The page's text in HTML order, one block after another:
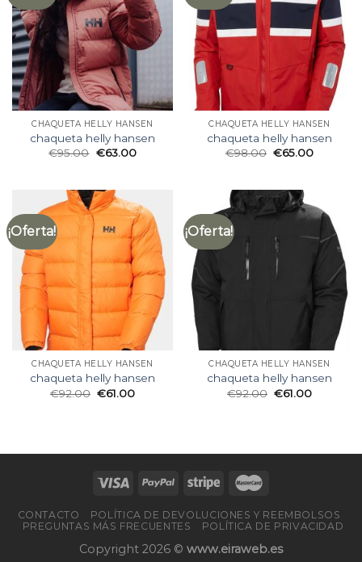
CHAQUETA HELLY HANSEN
chaqueta helly hansen
€95.00 €63.00
CHAQUETA HELLY HANSEN
chaqueta helly hansen
€98.00 €65.00
¡Oferta!
CHAQUETA HELLY HANSEN
chaqueta helly hansen
€92.00 €61.00
¡Oferta!
CHAQUETA HELLY HANSEN
chaqueta helly hansen
€92.00 €61.00
CONTACTO
POLÍTICA DE DEVOLUCIONES Y REEMBOLSOS
PREGUNTAS MÁS FRECUENTES
POLÍTICA DE PRIVACIDAD
Copyright 2026 © www.eiraweb.es